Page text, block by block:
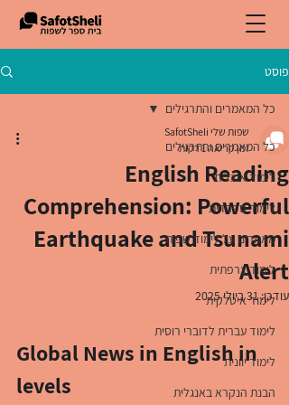
פוסט
כל המאמרים והתרגילים
לימוד אנגלית
לימוד ספרדית
מאמרים על לימוד שפות
לימוד צרפתית
לימוד איטלקית
לימוד עברית לדוברי רוסית
לימוד יוונית
הבנת הנקרא באנגלית
כל המאמרים והתרגילים
English Reading
Comprehension: Powerful
Earthquake and Tsunami
Alert
שפות שלי SafotSheli
זמן קריאה 1 דקות
עודכן:31 ביולי 2025
Global News in English in
levels